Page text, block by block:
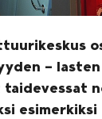
– lasten
esimerkiksi